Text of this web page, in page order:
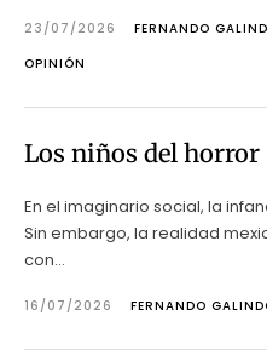
23/07/2026
FERNANDO
OPINIÓN
Los niños del horror
En el imaginario social, la
Sin embargo, la realidad
con...
16/07/2026 FERNANDO